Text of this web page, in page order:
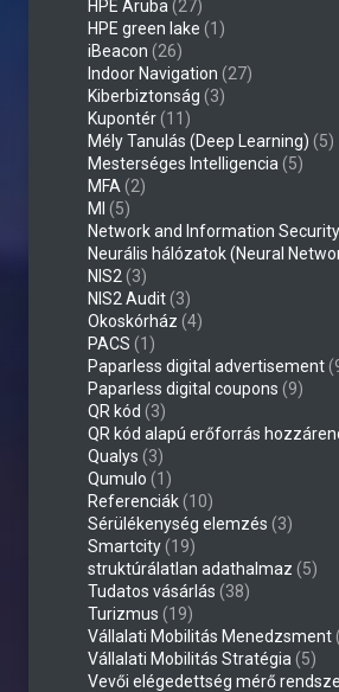
HPE Aruba (27)
HPE green lake (1)
iBeacon (26)
Indoor Navigation (27)
Kiberbiztonság (3)
Kupontér(11)
Mély Tanulás (Deep Learning) (5)
Mesterséges Intelligencia (5)
MFA (2)
MI (5)
Network and Information Security
Neurális hálózatok (Neural
NIS2 (3)
NIS2 Audit(3)
Okoskórház (4)
PACS (1)
Paparless digital advertisement
Paparless digital coupons (9)
QR kód (3)
QR kód alapú erőforrás
Qualys (3)
Qumulo (1)
Referenciák(10)
Sérülékenység elemzés (3)
Smartcity(19)
struktúrálatlan adathalmaz (5)
Tudatos vásárlás (38)
Turizmus (19)
Vállalati Mobilitás Menedzsment
Vállalati Mobilitás Stratégia (5)
Vevői elégedettség mérő